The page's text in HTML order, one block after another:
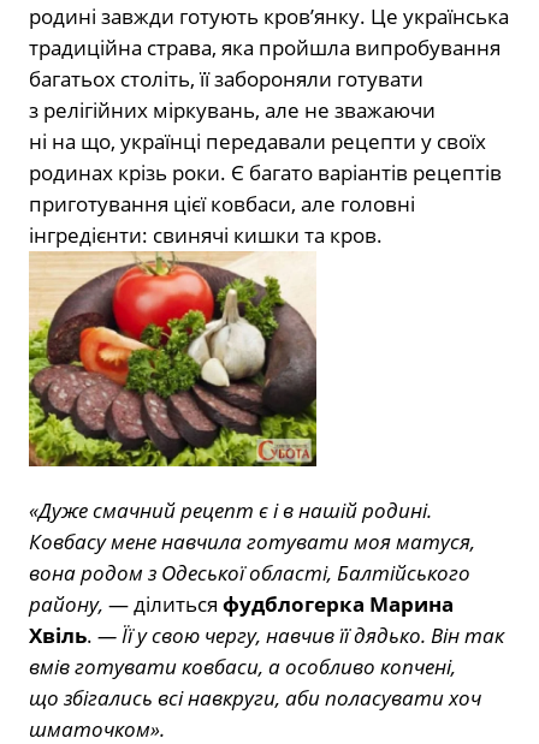
родині завжди готують кров’янку. Це українська
традиційна страва, яка пройшла випробування
багатьох століть, її забороняли готувати
з релігійних міркувань, але не зважаючи
ні на що, українці передавали рецепти у своїх
родинах крізь роки. Є багато варіантів рецептів
приготування цієї ковбаси, але головні
інгредієнти: свинячі кишки та кров.
«Дуже смачний рецепт є і в нашій родині.
Ковбасу мене навчила готувати моя матуся,
вона родом з Одеської області, Балтійського
району, — ділиться фудблогерка Марина
Хвіль. — Її у свою чергу, навчив її дядько. Він так
вмів готувати ковбаси, а особливо копчені,
що збігались всі навкруги, аби поласувати хоч
шматочком».